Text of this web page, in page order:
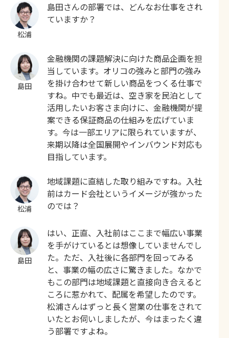
松浦
島田さんの部署では、どんなお仕事をされ
ていますか？
島田
金融機関の課題解決に向けた商品企画を担
当しています。オリコの強みと部門の強み
を掛け合わせて新しい商品をつくる仕事で
すね。中でも最近は、空き家を民泊として
活用したいお客さま向けに、金融機関が提
案できる保証商品の仕組みを広げていま
す。今は一部エリアに限られていますが、
来期以降は全国展開やインバウンド対応も
目指しています。
松浦
地域課題に直結した取り組みですね。入社
前はカード会社というイメージが強かった
のでは？
島田
はい、正直、入社前はここまで幅広い事業
を手がけているとは想像していませんでし
た。ただ、入社後に各部門を回ってみる
と、事業の幅の広さに驚きました。なかで
もこの部門は地域課題と直接向き合えると
ころに惹かれて、配属を希望したのです。
松浦さんはずっと長く営業の仕事をされて
いたとお伺いしましたが、今はまったく違
う部署ですよね。